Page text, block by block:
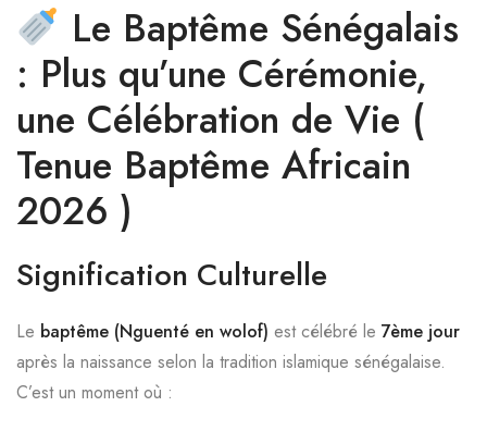
Le Baptême Sénégalais
: Plus qu’une Cérémonie,
une Célébration de Vie (
Tenue Baptême Africain
2026 )
Signification Culturelle
Le baptême (Nguenté en wolof) est célébré le 7ème jour
après la naissance selon la tradition islamique sénégalaise.
C’est un moment où :